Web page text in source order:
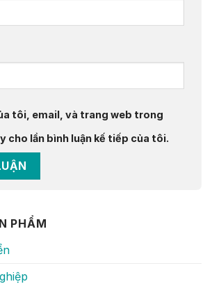
tôi, email, và trang web trong
cho lần bình luận kế tiếp của tôi.
PHẨM